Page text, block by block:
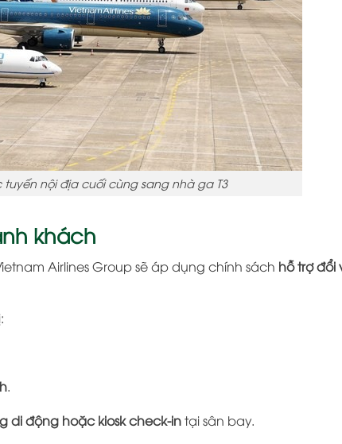
tuyến nội địa cuối cùng sang nhà ga T3
khách
Airlines Group sẽ áp dụng chính sách hỗ trợ đổi
.
di động hoặc kiosk check-intại sân bay.